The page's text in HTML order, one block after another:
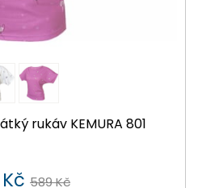
rukáv KEMURA 801
589 Kč